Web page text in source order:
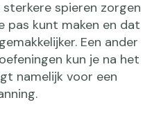
spieren zorgen
pas kunt maken en dat
Een ander
kun je na het
namelijk voor een